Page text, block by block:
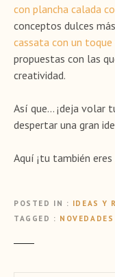
con plancha calada
conceptos dulces
cassata con un
propuestas con las
creatividad.
Así que… ¡deja volar
despertar una gran
Aquí ¡tu también eres
POSTED IN
IDEAS Y
TAGGED
NOVEDADES